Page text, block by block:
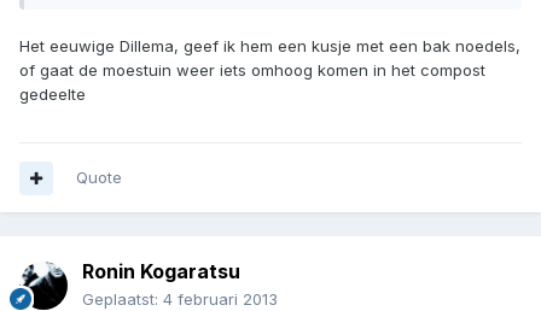
Het eeuwige Dillema, geef ik hem een kusje met een bak noedels,
of gaat de moestuin weer iets omhoog komen in het compost
gedeelte
Quote
Ronin Kogaratsu
Geplaatst: 4 februari 2013